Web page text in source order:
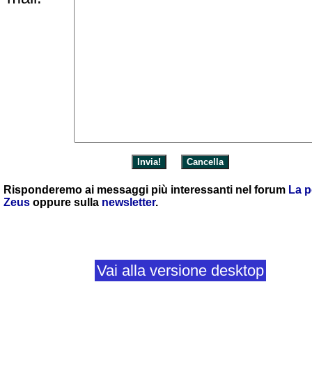
Risponderemo ai messaggi più interessanti nel forum La
Zeus oppure sulla newsletter.
Vai alla versione desktop